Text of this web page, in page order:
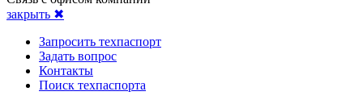
закрыть ✖
Запросить техпаспорт
Задать вопрос
Контакты
Поиск техпаспорта